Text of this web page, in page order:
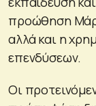
προώθηση
αλλά και η
επενδύσεων.
Οι